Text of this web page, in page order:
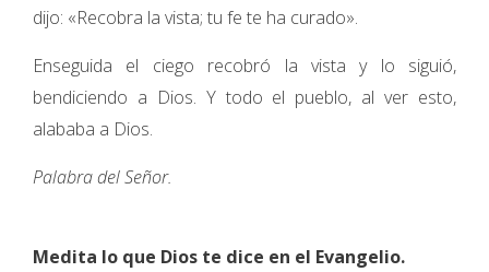
dijo: «Recobra la vista; tu fe te ha curado».
Enseguida el ciego recobró la vista y lo siguió,
bendiciendo a Dios. Y todo el pueblo, al ver esto,
alababa a Dios.
Palabra del Señor.
Medita lo que Dios te dice en el Evangelio.